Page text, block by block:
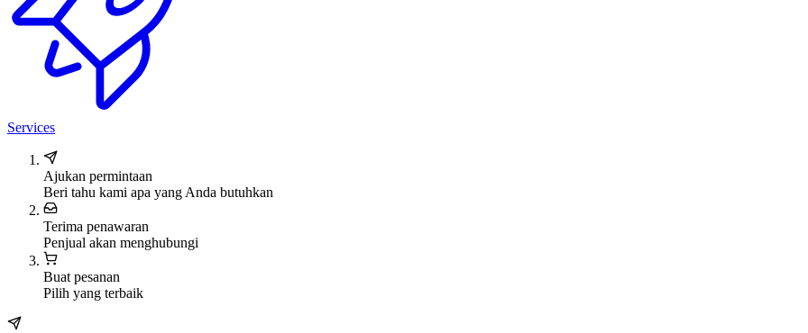
Services
Ajukan permintaan
Beri tahu kami apa yang Anda butuhkan
Terima penawaran
Penjual akan menghubungi
Buat pesanan
Pilih yang terbaik